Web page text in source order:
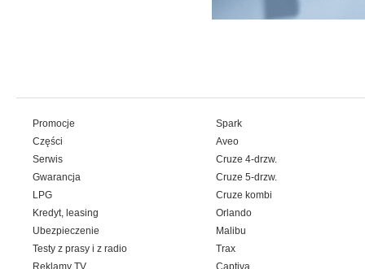
Promocje
Części
Serwis
Gwarancja
LPG
Kredyt, leasing
Ubezpieczenie
Testy z prasy i z radio
Reklamy TV
Spark
Aveo
Cruze 4-drzw.
Cruze 5-drzw.
Cruze kombi
Orlando
Malibu
Trax
Captiva